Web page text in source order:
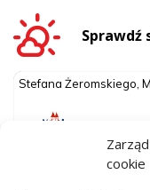
cookie